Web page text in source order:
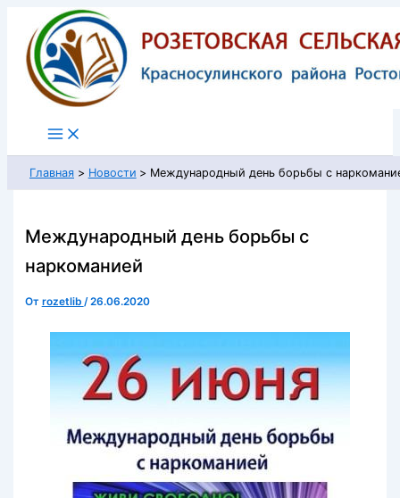
Перейти
содержимому
Главная Новости Международный день борьбы с
Международный день борьбы с
наркоманией
От rozetlib /26.06.2020